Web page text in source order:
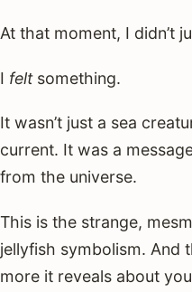
At that moment, I didn’t
I feltsomething.
It wasn’t just a sea
current. It was a
from the universe.
This is the strange,
jellyfish symbolism. And
more it reveals about